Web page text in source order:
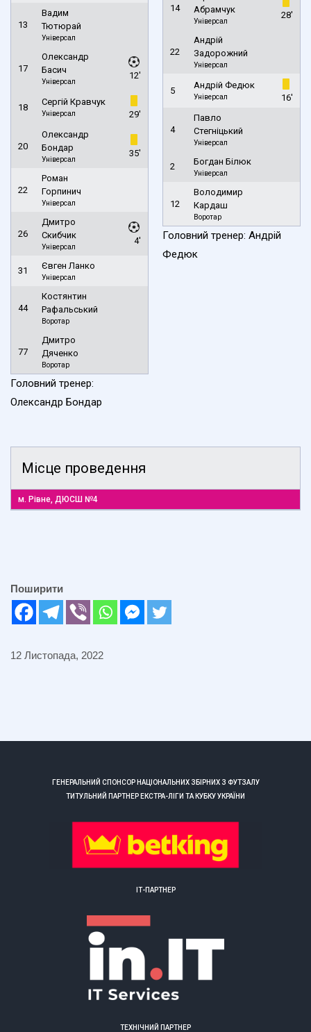
13
Вадим
Тютюрай
Універсал
17
Олександр
Басич
Універсал
12'
18
Сергій Кравчук
Універсал 29'
20
Олександр
Бондар
Універсал
35'
22
Роман
Горпинич
Універсал
26
Дмитро
Скибчик
Універсал
4'
31 Євген Ланко
Універсал
44
Костянтин
Рафальський
Воротар
77
Дмитро
Дяченко
Воротар
Головний тренер:
Олександр Бондар
14
Абрамчук
Універсал
28'
22
Андрій
Задорожний
Універсал
5
Андрій Федюк
Універсал 16'
4
Павло
Стегніцький
Універсал
2 Богдан Білюк
Універсал
12
Володимир
Кардаш
Воротар
Головний тренер: Андрій
Федюк
Місце проведення
м. Рівне, ДЮСШ №4
Поширити
12 Листопада, 2022
ГЕНЕРАЛЬНИЙ СПОНСОР НАЦІОНАЛЬНИХ ЗБІРНИХ З ФУТЗАЛУ
ТИТУЛЬНИЙ ПАРТНЕР ЕКСТРА-ЛІГИ ТА КУБКУ УКРАЇНИ
ІТ-ПАРТНЕР
ТЕХНІЧНИЙ ПАРТНЕР